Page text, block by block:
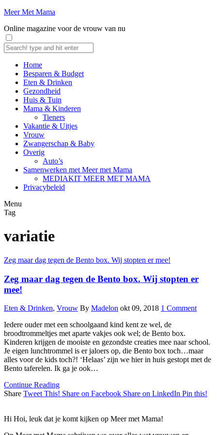
Meer Met Mama
Online magazine voor de vrouw van nu
Home
Besparen & Budget
Eten & Drinken
Gezondheid
Huis & Tuin
Mama & Kinderen
Tieners
Vakantie & Uitjes
Vrouw
Zwangerschap & Baby
Overig
Auto’s
Samenwerken met Meer met Mama
MEDIAKIT MEER MET MAMA
Privacybeleid
Menu
Tag
variatie
Zeg maar dag tegen de Bento box. Wij stopten er mee!
Zeg maar dag tegen de Bento box. Wij stopten er
mee!
Eten & Drinken, Vrouw By Madelon okt 09, 2018 1 Comment
Iedere ouder met een schoolgaand kind kent ze wel, de
broodtrommeltjes met aparte vakjes ook wel; de Bento box.
Kinderen krijgen de mooiste en gezondste creaties mee naar school.
Je eigen lunchtrommel is er jaloers op, die Bento box toch…maar
alles voor de kids toch?! ‘Helaas’ zijn we hier in huis gestopt met de
Bento taferelen. Ik ga je ook…
Continue Reading
Share Tweet This! Share on Facebook Share on LinkedIn Pin this!
Hi Hoi, leuk dat je komt kijken op Meer met Mama!